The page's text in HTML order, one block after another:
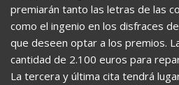
premiarán tanto las letras de las
como el ingenio en los disfraces
que deseen optar a los premios.
cantidad de 2.100 euros para
La tercera y última cita tendrá